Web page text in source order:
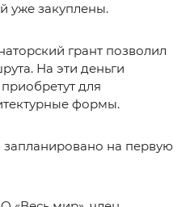
уже закуплены.
грант позволил
На эти деньги
для
формы.
на первую